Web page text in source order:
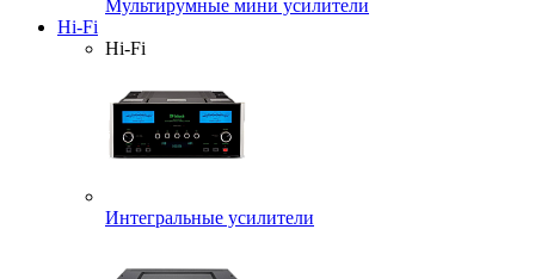
Мультирумные мини усилители
Hi-Fi
Hi-Fi
Интегральные усилители